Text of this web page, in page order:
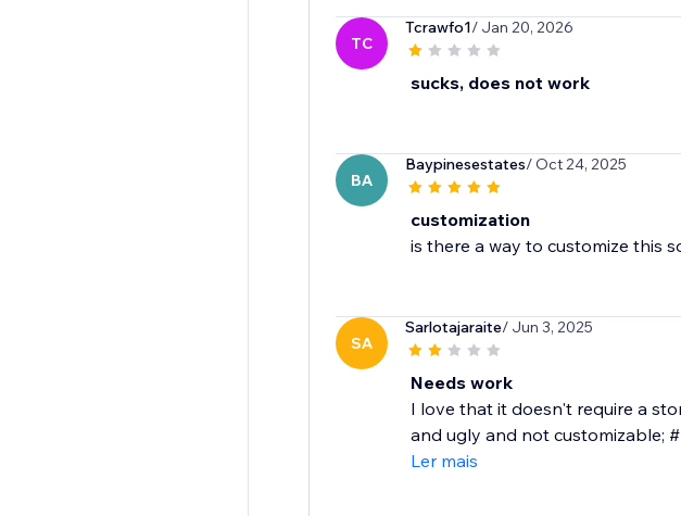
TC
Tcrawfo1/ Jan 20, 2026
sucks, does not work
BA
Baypinesestates/ Oct 24, 2025
customization
is there a way to customize this
SA
Sarlotajaraite/ Jun 3, 2025
Needs work
I love that it doesn't require a
and ugly and not customizable;
Ler mais